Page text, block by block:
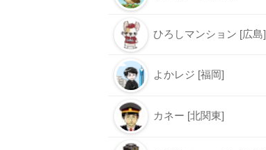
ひろしマンション [広島]
よかレジ [福岡]
カネー [北関東]